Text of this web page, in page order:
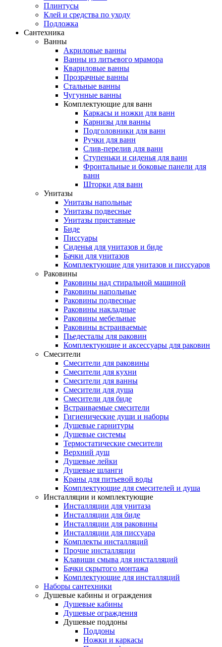
Плинтусы
Клей и средства по уходу
Подложка
Сантехника
Ванны
Акриловые ванны
Ванны из литьевого мрамора
Квариловые ванны
Прозрачные ванны
Стальные ванны
Чугунные ванны
Комплектующие для ванн
Каркасы и ножки для ванн
Карнизы для ванны
Подголовники для ванн
Ручки для ванн
Слив-перелив для ванн
Ступеньки и сиденья для ванн
Фронтальные и боковые панели для
ванн
Шторки для ванн
Унитазы
Унитазы напольные
Унитазы подвесные
Унитазы приставные
Биде
Писсуары
Сиденья для унитазов и биде
Бачки для унитазов
Комплектующие для унитазов и писсуаров
Раковины
Раковины над стиральной машиной
Раковины напольные
Раковины подвесные
Раковины накладные
Раковины мебельные
Раковины встраиваемые
Пьедесталы для раковин
Комплектующие и аксессуары для раковин
Смесители
Смесители для раковины
Смесители для кухни
Смесители для ванны
Смесители для душа
Смесители для биде
Встраиваемые смесители
Гигиенические души и наборы
Душевые гарнитуры
Душевые системы
Термостатические смесители
Верхний душ
Душевые лейки
Душевые шланги
Краны для питьевой воды
Комплектующие для смесителей и душа
Инсталляции и комплектующие
Инсталляции для унитаза
Инсталляции для биде
Инсталляции для раковины
Инсталляции для писсуара
Комплекты инсталляций
Прочие инсталляции
Клавиши смыва для инсталляций
Бачки скрытого монтажа
Комплектующие для инсталляций
Наборы сантехники
Душевые кабины и ограждения
Душевые кабины
Душевые ограждения
Душевые поддоны
Поддоны
Ножки и каркасы